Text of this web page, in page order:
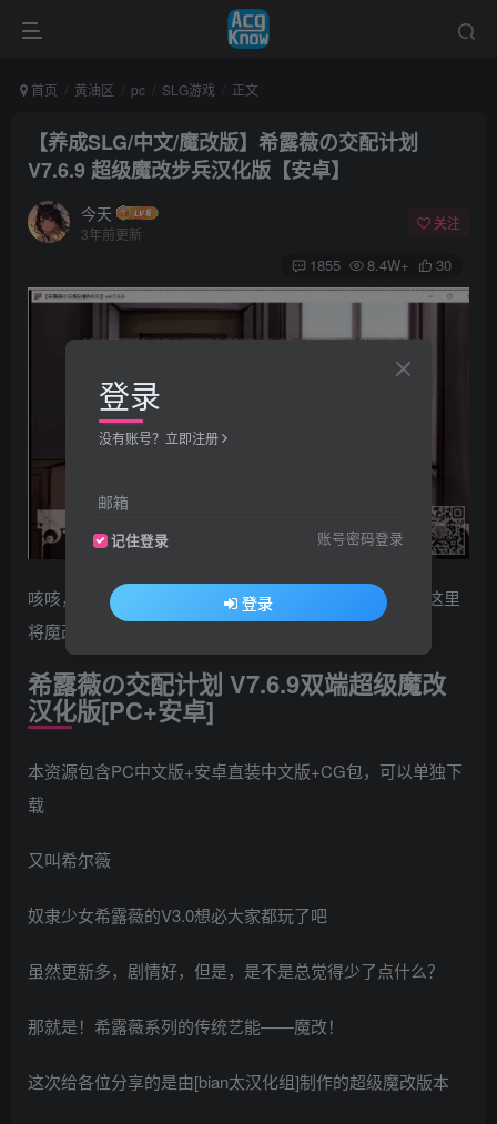
首页 黄油区 pc SLG游戏 正文
【养成SLG/中文/魔改版】希露薇の交配计划
V7.6.9 超级魔改步兵汉化版【安卓】
今天
3年前更新
关注
1855 8.4W+ 30
咳咳，鉴于大家求魔改版本的热情极其高涨，那么。在这里
将魔改最新版本分享给大家！
希露薇の交配计划 V7.6.9双端超级魔改
汉化版[PC+安卓]
本资源包含PC中文版+安卓直装中文版+CG包，可以单独下
载
又叫希尔薇
奴隶少女希露薇的V3.0想必大家都玩了吧
虽然更新多，剧情好，但是，是不是总觉得少了点什么？
那就是！希露薇系列的传统艺能——魔改！
这次给各位分享的是由[bian太汉化组]制作的超级魔改版本
登录
没有账号？立即注册
邮箱
记住登录 账号密码登录
登录